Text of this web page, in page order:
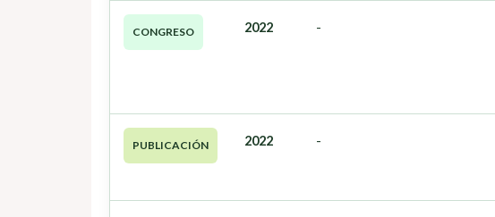
CONGRESO 2022 -
PUBLICACIÓN 2022 -